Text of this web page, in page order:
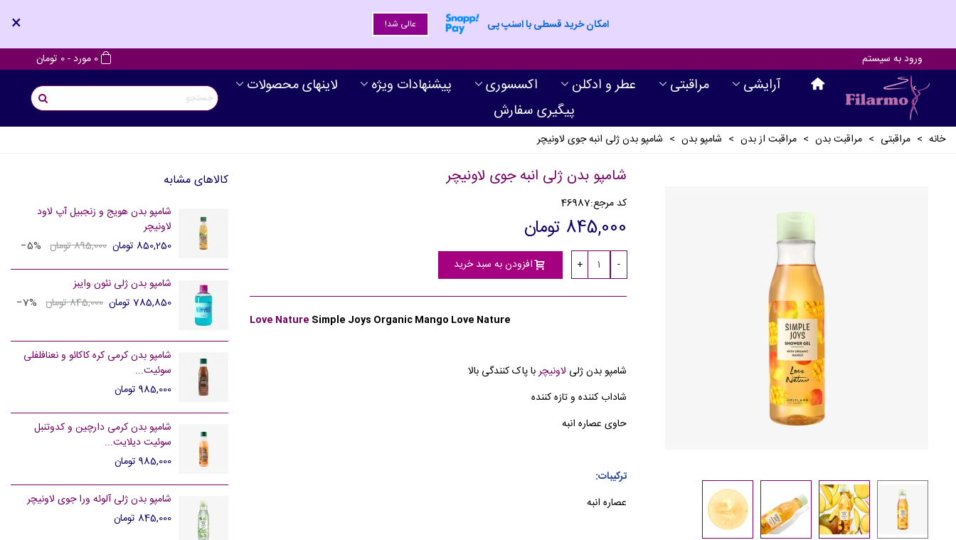
امکان خرید قسطی با اسنپ پی عالی شد! ×
ورود به سیستم 0 مورد-0 تومان
آرايشی مراقبتی عطر و ادکلن اکسسوری پیشنهادات ویژه
لاینهای محصولات
پیگیری سفارش
خانه > مراقبتی > مراقبت بدن > مراقبت از بدن > شامپو بدن > شامپو بدن ژلی انبه جوی لاونیچر
شامپو بدن ژلی انبه جوی لاونیچر
کد مرجع:46987
845,000 تومان
-
+ افزودن به سبد خرید
Love Nature Simple Joys Organic Mango Love Nature
شامپو بدن ژلی لاونیچربا پاک کنندگی بالا
شاداب کننده و تازه کننده
حاوی عصاره انبه
ترکیبات:
عصاره انبه
کالاهای مشابه
شامپو بدن هویج و زنجبیل آپ لاود
لاونیچر
850,250 تومان
895,000 تومان ‎−5%
شامپو بدن ژلی نئون وایبز
785,850 تومان
845,000 تومان ‎−7%
شامپو بدن کرمی کره کاکائو و نعنافلفلی
سوئیت...
985,000 تومان
شامپو بدن کرمی دارچین و کدوتنبل
سوئیت دیلایت...
985,000 تومان
شامپو بدن ژلی آلوئه ورا جوی لاونیچر
845,000 تومان